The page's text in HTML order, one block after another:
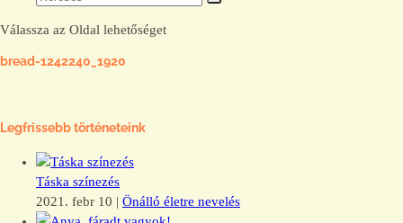
Válassza az Oldal lehetőséget
bread-1242240_1920
Legfrissebb történeteink
Táska színezés
2021. febr 10 | Önálló életre nevelés